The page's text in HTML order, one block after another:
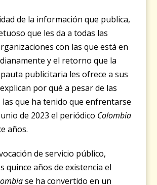
de la información que publica,
que les da a todas las
con las que está en
y el retorno que la
publicitaria les ofrece a sus
por qué a pesar de las
las que ha tenido que enfrentarse
de 2023 el periódico Colombia
años.
de servicio público,
quince años de existencia el
se ha convertido en un